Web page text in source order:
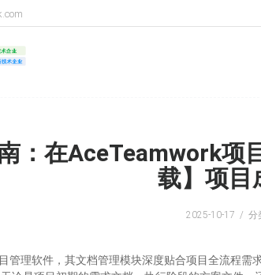
：在AceTeamwork
载】项目
2025-10-17 分
管理软件，其文档管理模块深度贴合项目全流程